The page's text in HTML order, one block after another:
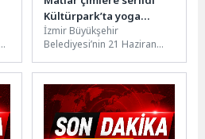
Kültürpark’ta yoga
rüzgârı esti
İzmir Büyükşehir
Belediyesi’nin 21 Haziran
kapsamında düzenlediği
İzmir Yoga Festivali,
Kültürpark’ta eski...